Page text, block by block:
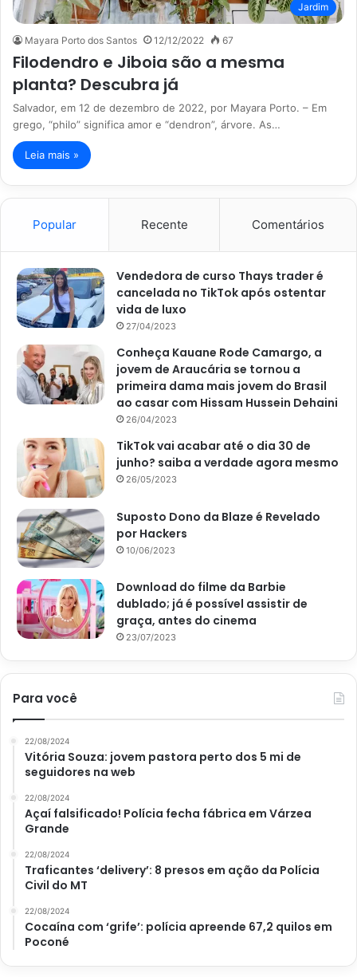
Jardim
Mayara Porto dos Santos 12/12/2022 67
Filodendro e Jiboia são a mesma
planta? Descubra já
Salvador, em 12 de dezembro de 2022, por Mayara Porto. – Em
grego, “philo” significa amor e “dendron”, árvore. As…
Leia mais »
Popular Recente Comentários
Vendedora de curso Thays trader é
cancelada no TikTok após ostentar
vida de luxo
27/04/2023
Conheça Kauane Rode Camargo, a
jovem de Araucária se tornou a
primeira dama mais jovem do Brasil
ao casar com Hissam Hussein Dehaini
26/04/2023
TikTok vai acabar até o dia 30 de
junho? saiba a verdade agora mesmo
26/05/2023
Suposto Dono da Blaze é Revelado
por Hackers
10/06/2023
Download do filme da Barbie
dublado; já é possível assistir de
graça, antes do cinema
23/07/2023
Para você
22/08/2024
Vitória Souza: jovem pastora perto dos 5 mi de
seguidores na web
22/08/2024
Açaí falsificado! Polícia fecha fábrica em Várzea
Grande
22/08/2024
Traficantes ‘delivery’: 8 presos em ação da Polícia
Civil do MT
22/08/2024
Cocaína com ‘grife’: polícia apreende 67,2 quilos em
Poconé